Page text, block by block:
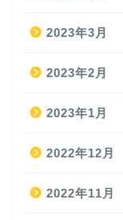
2023年3月
2023年2月
2023年1月
2022年12月
2022年11月